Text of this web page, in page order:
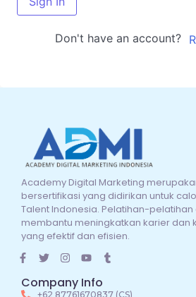
Don't have an account?
Academy Digital Marketing
bersertifikasi yang didirikan untuk
Talent Indonesia. Pelatihan-pelatihan
membantu meningkatkan karier dan
yang efektif dan efisien.
Company Info
+62 87761670837 (CS)